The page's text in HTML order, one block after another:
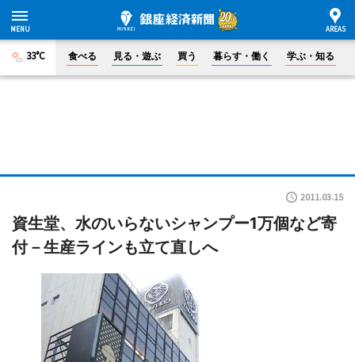
33°C 食べる 見る・遊ぶ 買う 暮らす・働く 学ぶ・知る
2011.03.15
資生堂、水のいらないシャンプー1万個など寄
付－生産ラインも立て直しへ